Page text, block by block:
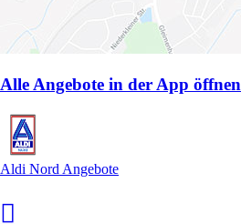
Alle Angebote in der App öffnen
Aldi Nord Angebote